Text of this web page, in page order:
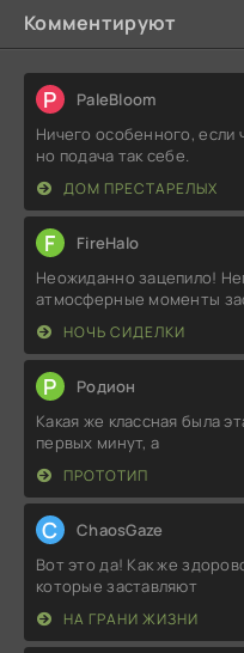
Комментируют
P PaleBloom
Ничего особенного, если
но подача так себе.
ДОМ ПРЕСТАРЕЛЫХ
F FireHalo
Неожиданно зацепило!
атмосферные моменты
НОЧЬ СИДЕЛКИ
Р Родион
Какая же классная была
первых минут, а
ПРОТОТИП
C ChaosGaze
Вот это да! Как же
которые заставляют
НА ГРАНИ ЖИЗНИ